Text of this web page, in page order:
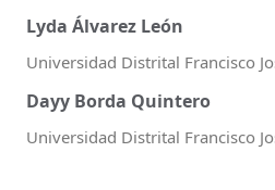
Lyda Álvarez León
Universidad Distrital Francisco
Dayy Borda Quintero
Universidad Distrital Francisco